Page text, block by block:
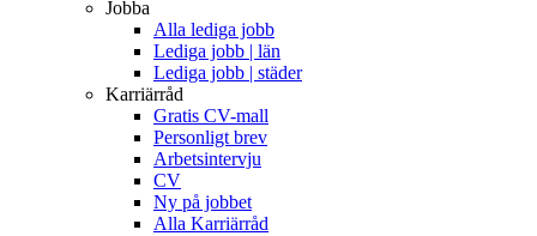
Jobba
Alla lediga jobb
Lediga jobb | län
Lediga jobb | städer
Karriärråd
Gratis CV-mall
Personligt brev
Arbetsintervju
CV
Ny på jobbet
Alla Karriärråd